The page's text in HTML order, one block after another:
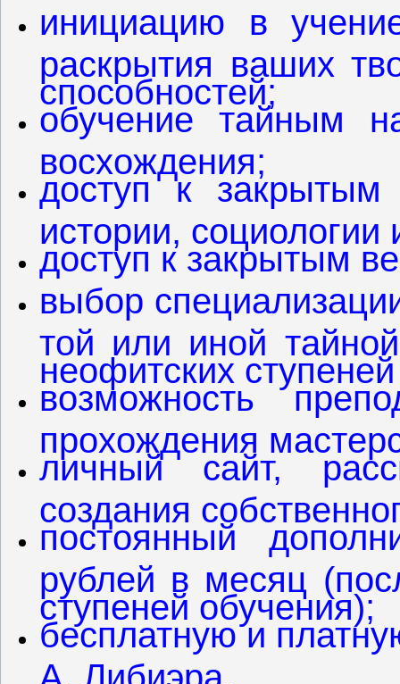
инициацию в
раскрытия ваших
способностей;
обучение тайным
восхождения;
доступ к закрытым
истории, социологии
доступ к закрытым
выбор
той или иной
неофитских
возможность
прохождения
личный сайт,
создания
постоянный
рублей в месяц
ступеней обучения);
бесплатную и
А. Либиэра.